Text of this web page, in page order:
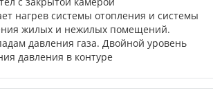
нагрев системы отопления и системы
жилых и нежилых помещений.
давления газа. Двойной уровень
давления в контуре